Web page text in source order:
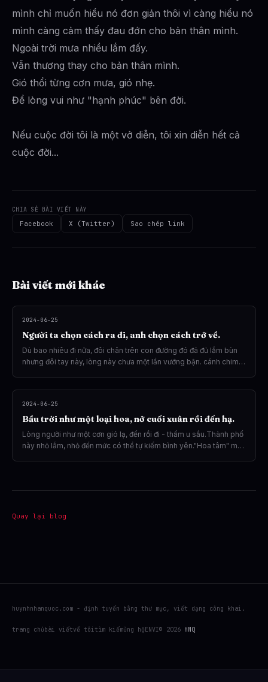
mình chỉ muốn hiểu nó đơn giản thôi vì càng hiểu nó
mình càng cảm thấy đau đớn cho bản thân mình.
Ngoài trời mưa nhiều lắm đấy.
Vẫn thương thay cho bản thân mình.
Gió thổi từng cơn mưa, gió nhẹ.
Để lòng vui như "hạnh phúc" bên đời.
Nếu cuộc đời tôi là một vở diễn, tôi xin diễn hết cả
cuộc đời...
CHIA SẺ BÀI VIẾT NÀY
Facebook X (Twitter) Sao chép link
Bài viết mới khác
2024-06-25
Người ta chọn cách ra đi, anh chọn cách trở về.
Dù bao nhiêu đi nữa, đôi chân trên con đường đó đã đủ lắm bùn
nhưng đôi tay này, lòng này chưa một lần vướng bận. cánh chim
2024-06-25
Bầu trời như một loại hoa, nở cuối xuân rồi đến hạ.
Lòng người như một cơn gió lạ, đến rồi đi - thấm u sầu.Thành phố
này nhỏ lắm, nhỏ đến mức có thể tự kiếm bình yên."Hoa tâm" một
Quay lại blog
huynhnhanquoc.com - định tuyến bằng thư mục, viết dạng công khai.
trang chủ bài viếtvề tôitìm kiếmủng hộ ENVI© 2026 HNQ